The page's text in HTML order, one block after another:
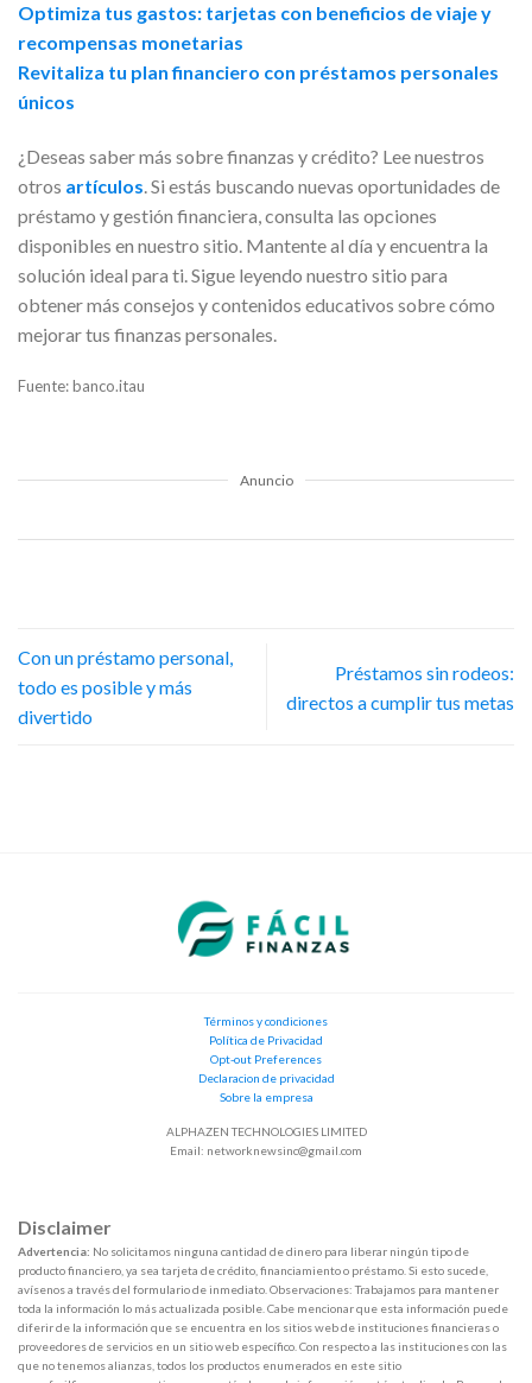
Optimiza tus gastos: tarjetas con beneficios de viaje y
recompensas monetarias
Revitaliza tu plan financiero con préstamos personales
únicos
¿Deseas saber más sobre finanzas y crédito? Lee nuestros
otros artículos. Si estás buscando nuevas oportunidades de
préstamo y gestión financiera, consulta las opciones
disponibles en nuestro sitio. Mantente al día y encuentra la
solución ideal para ti. Sigue leyendo nuestro sitio para
obtener más consejos y contenidos educativos sobre cómo
mejorar tus finanzas personales.
Fuente: banco.itau
Anuncio
Con un préstamo personal,
todo es posible y más
divertido
Préstamos sin rodeos:
directos a cumplir tus metas
Términos y condiciones
Política de Privacidad
Opt-out Preferences
Declaracion de privacidad
Sobre la empresa
ALPHAZEN TECHNOLOGIES LIMITED
Email: networknewsinc@gmail.com
Disclaimer
Advertencia: No solicitamos ninguna cantidad de dinero para liberar ningún tipo de
producto financiero, ya sea tarjeta de crédito, financiamiento o préstamo. Si esto sucede,
avísenos a través del formulario de inmediato. Observaciones: Trabajamos para mantener
toda la información lo más actualizada posible. Cabe mencionar que esta información puede
diferir de la información que se encuentra en los sitios web de instituciones financieras o
proveedores de servicios en un sitio web específico. Con respecto a las instituciones con las
que no tenemos alianzas, todos los productos enumerados en este sitio